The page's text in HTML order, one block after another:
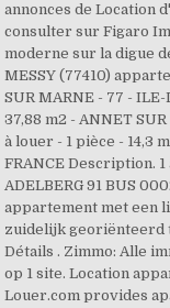
annonces de Location
consulter sur Figaro
moderne sur la digue
MESSY (77410)
SUR MARNE - 77 -
37,88 m2 - ANNET
à louer - 1 pièce - 14,3
FRANCE Description.
ADELBERG 91 BUS
appartement met een
zuidelijk georiënteerd
Détails . Zimmo: Alle
op 1 site. Location
Louer.com provides